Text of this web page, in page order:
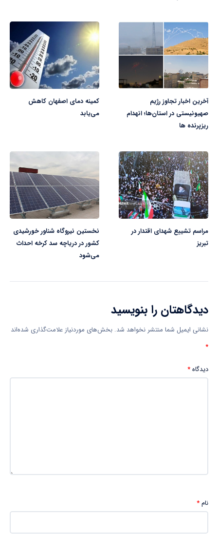
آخرین اخبار تجاوز رژیم
صهیونیستی در استان‌ها؛ انهدام
ریزپرنده ها
کمینه دمای اصفهان کاهش
می‌یابد
مراسم تشییع شهدای اقتدار در
تبریز
نخستین نیروگاه شناور خورشیدی
کشور در دریاچه سد کرخه احداث
می‌شود
دیدگاهتان را بنویسید
نشانی ایمیل شما منتشر نخواهد شد. بخش‌های موردنیاز علامت‌گذاری شده‌اند
*
دیدگاه*
نام*